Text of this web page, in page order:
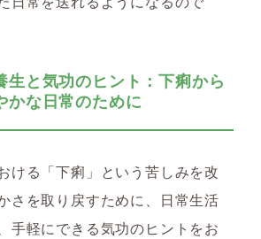
生と気功のヒント：下痢から
かな日常のために
ける「下痢」という苦しみを改
さを取り戻すために、日常生活
手軽にできる気功のヒントをお